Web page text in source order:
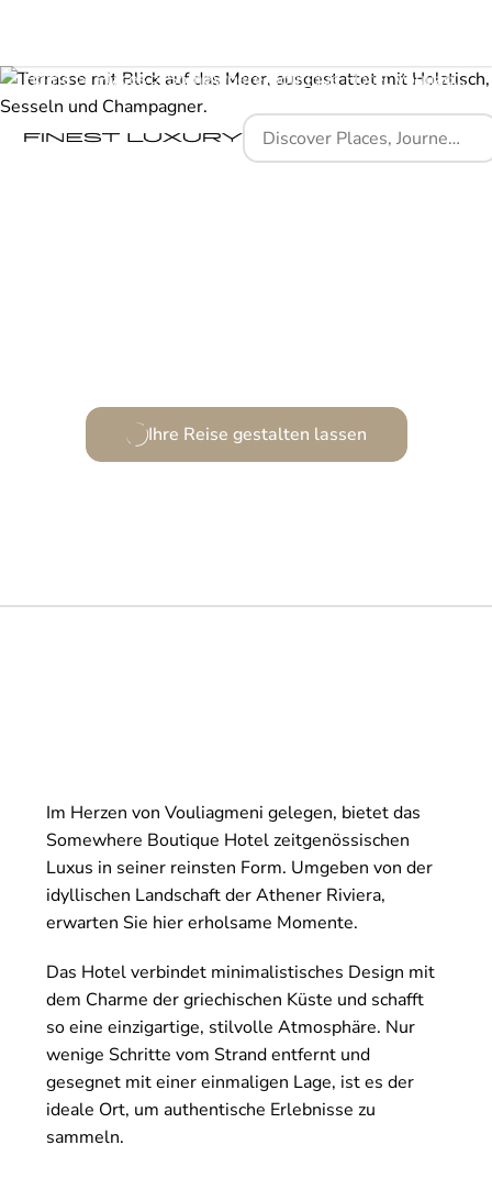
Home Places Somewhere Boutique Hotel Vouliagmeni
Ihre Reise gestalten lassen
Im Herzen von Vouliagmeni gelegen, bietet das
Somewhere Boutique Hotel zeitgenössischen
Luxus in seiner reinsten Form. Umgeben von der
idyllischen Landschaft der Athener Riviera,
erwarten Sie hier erholsame Momente.
Das Hotel verbindet minimalistisches Design mit
dem Charme der griechischen Küste und schafft
so eine einzigartige, stilvolle Atmosphäre. Nur
wenige Schritte vom Strand entfernt und
gesegnet mit einer einmaligen Lage, ist es der
ideale Ort, um authentische Erlebnisse zu
sammeln.